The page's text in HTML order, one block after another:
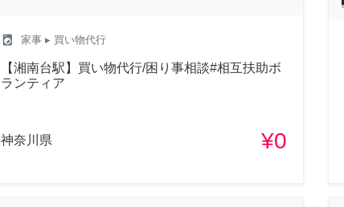
local_laundry_service 家事 ▸ 買い物代行
【湘南台駅】買い物代行/困り事相談#相互扶助ボ
ランティア
神奈川県 ¥0